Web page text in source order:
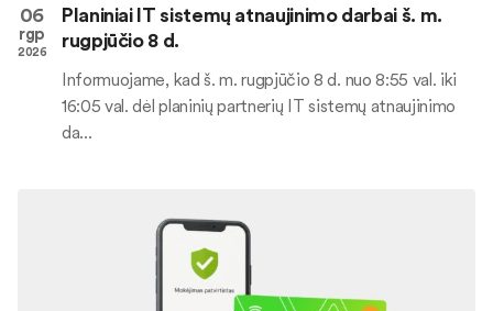
06
rgp
2026
Planiniai IT sistemų atnaujinimo darbai š. m.
rugpjūčio 8 d.
Informuojame, kad š. m. rugpjūčio 8 d. nuo 8:55 val. iki
16:05 val. dėl planinių partnerių IT sistemų atnaujinimo
da...